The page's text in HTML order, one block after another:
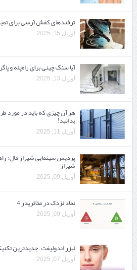
ترفندهای کفش آرسی برای
آوریل 15, 2025
آیا سنگ چینی برای راه‌پله و
آوریل 13, 2025
هر آن چیزی که باید در مورد
بدانید!
آوریل 11, 2025
پردیس سینمایی شیراز مال:
شیراز
آوریل 09, 2025
نماد نزدک در متاتریدر 4
آوریل 09, 2025
لیزر اندولیفت – جدیدترین
آوریل 07, 2025